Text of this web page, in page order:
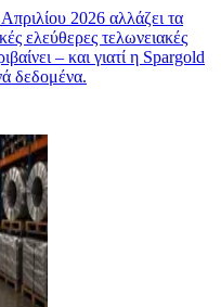
2026 αλλάζει τα
ελεύθερες τελωνειακές
– και γιατί η Spargold
δεδομένα.